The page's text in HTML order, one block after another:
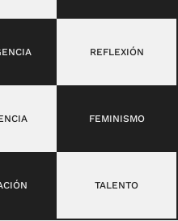
REFLEXIÓN
FEMINISMO
TALENTO